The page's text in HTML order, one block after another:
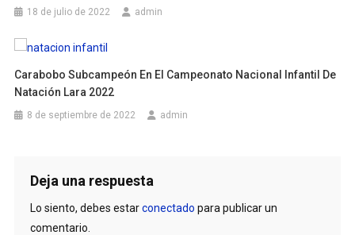
18 de julio de 2022 admin
Carabobo Subcampeón En El Campeonato Nacional Infantil De
Natación Lara 2022
8 de septiembre de 2022 admin
Deja una respuesta
Lo siento, debes estarconectado para publicar un
comentario.